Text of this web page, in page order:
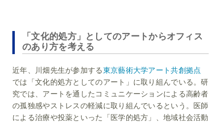
「文化的処方」としてのアートからオフィス
のあり方を考える
近年、川畑先生が参加する東京藝術大学アート共創拠点
では「文化的処方としてのアート」に取り組んでいる。研
究では、アートを通したコミュニケーションによる高齢者
の孤独感やストレスの軽減に取り組んでいるという。医師
による治療や投薬といった「医学的処方」、地域社会活動